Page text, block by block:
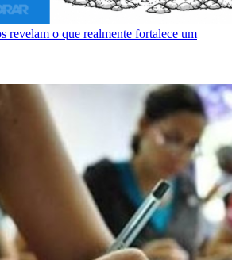
revelam o que realmente fortalece um